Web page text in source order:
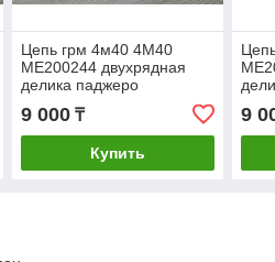
Цепь грм 4м40 4M40
ME200244 двухрядная
делика паджеро
митсубиши mitsubishi
митсубиси запчасти delica
pajero
9 000₸
Купить
9